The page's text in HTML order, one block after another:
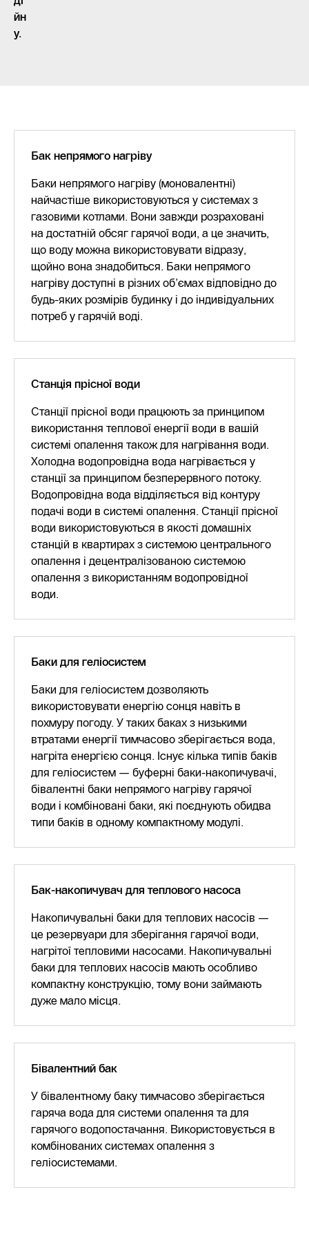
йн
у.
Бак непрямого нагріву
Баки непрямого нагріву (моновалентні)
найчастіше використовуються у системах з
газовими котлами. Вони завжди розраховані
на достатній обсяг гарячої води, а це значить,
що воду можна використовувати відразу,
щойно вона знадобиться. Баки непрямого
нагріву доступні в різних об’ємах відповідно до
будь-яких розмірів будинку і до індивідуальних
потреб у гарячій воді.
Станція прісної води
Станції прісної води працюють за принципом
використання теплової енергії води в вашій
системі опалення також для нагрівання води.
Холодна водопровідна вода нагрівається у
станції за принципом безперервного потоку.
Водопровідна вода відділяється від контуру
подачі води в системі опалення. Станції прісної
води використовуються в якості домашніх
станцій в квартирах з системою центрального
опалення і децентралізованою системою
опалення з використанням водопровідної
води.
Баки для геліосистем
Баки для геліосистем дозволяють
використовувати енергію сонця навіть в
похмуру погоду. У таких баках з низькими
втратами енергії тимчасово зберігається вода,
нагріта енергією сонця. Існує кілька типів баків
для геліосистем — буферні баки-накопичувачі,
бівалентні баки непрямого нагріву гарячої
води і комбіновані баки, які поєднують обидва
типи баків в одному компактному модулі.
Бак-накопичувач для теплового насоса
Накопичувальні баки для теплових насосів —
це резервуари для зберігання гарячої води,
нагрітої тепловими насосами. Накопичувальні
баки для теплових насосів мають особливо
компактну конструкцію, тому вони займають
дуже мало місця.
Бівалентний бак
У бівалентному баку тимчасово зберігається
гаряча вода для системи опалення та для
гарячого водопостачання. Використовується в
комбінованих системах опалення з
геліосистемами.